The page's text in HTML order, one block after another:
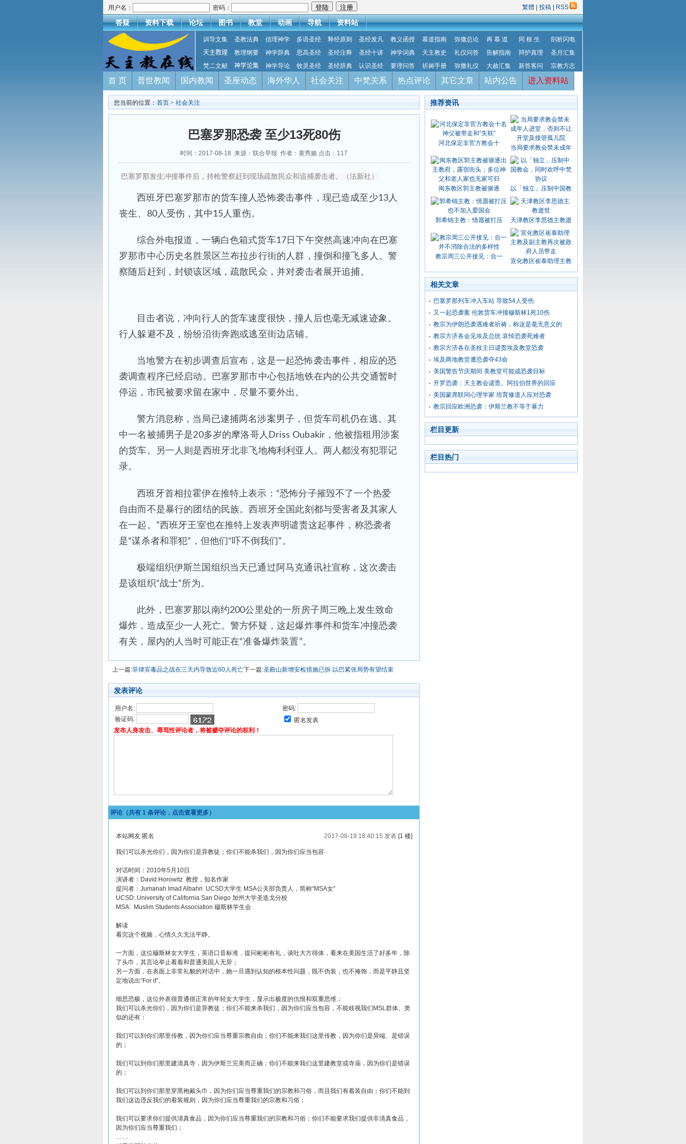
用户名： 密码： 繁體 投稿 RSS
答疑 资料下载 论坛 图书 教堂 动画 导航 资料站
训导文集 圣教法典 信理神学 多语圣经 释经原则 圣经发凡 教义函授 慕道指南 弥撒总论 再 慕 道 同 根 生
剖析闪电
天主教理
教理纲要 神学辞典 思高圣经 圣经注释 圣经十讲 神学词典 天主教史 礼仪问答 告解指南 辩护真理
圣月汇集
梵二文献
神学论集 神学导论 牧灵圣经 圣经辞典 认识圣经 要理问答 祈祷手册 弥撒礼仪 大赦汇集 新答客问 宗教方志
首 页 普世教闻 国内教闻 圣座动态 海外华人 社会关注 中梵关系 热点评论 其它文章 站内公告 进入资料站
您当前的位置： 首页 > 社会关注
巴塞罗那恐袭 至少13死80伤
时间：2017-08-18 来源：联合早报 作者：黄秀嫱 点击： 117
巴塞罗那发生冲撞事件后，持枪警察赶到现场疏散民众和追捕袭击者。（法新社）
西班牙巴塞罗那市的货车撞人恐怖袭击事件，现已造成至少13人
丧生、80人受伤，其中15人重伤。
综合外电报道，一辆白色箱式货车17日下午突然高速冲向在巴塞
罗那市中心历史名胜景区兰布拉步行街的人群，撞倒和撞飞多人。警
察随后赶到，封锁该区域，疏散民众，并对袭击者展开追捕。
目击者说，冲向行人的货车速度很快，撞人后也毫无减速迹象。
行人躲避不及，纷纷沿街奔跑或逃至街边店铺。
当地警方在初步调查后宣布，这是一起恐怖袭击事件，相应的恐
袭调查程序已经启动。巴塞罗那市中心包括地铁在内的公共交通暂时
停运，市民被要求留在家中，尽量不要外出。
警方消息称，当局已逮捕两名涉案男子，但货车司机仍在逃。其
中一名被捕男子是20多岁的摩洛哥人Driss Oubakir，他被指租用涉案
的货车。另一人则是西班牙北非飞地梅利利亚人。两人都没有犯罪记
录。
西班牙首相拉霍伊在推特上表示：“恐怖分子摧毁不了一个热爱
自由而不是暴行的团结的民族。西班牙全国此刻都与受害者及其家人
在一起。”西班牙王室也在推特上发表声明谴责这起事件，称恐袭者
是“谋杀者和罪犯”，但他们“吓不倒我们”。
极端组织伊斯兰国组织当天已通过阿马克通讯社宣称，这次袭击
是该组织“战士”所为。
此外，巴塞罗那以南约200公里处的一所房子周三晚上发生致命
爆炸，造成至少一人死亡。警方怀疑，这起爆炸事件和货车冲撞恐袭
有关，屋内的人当时可能正在“准备爆炸装置”。
上一篇:菲律宾毒品之战在三天内导致近60人死亡下一篇:圣殿山新增安检措施已拆 以巴紧张局势有望结束
发表评论
用户名:
密码:
验证码:
匿名发表
发布人身攻击、辱骂性评论者，将被褫夺评论的权利！
评论（共有 1 条评论，点击查看更多）
本站网友 匿名 2017-08-19 18:40:15 发表[1 楼]
我们可以杀光你们，因为你们是异教徒；你们不能杀我们，因为你们应当包容
对话时间：2010年5月10日
演讲者：David Horowitz 教授，知名作家
提问者：Jumanah Imad Albahri UCSD大学生 MSA公关部负责人，简称“MSA女”
UCSD: University of California San Diego 加州大学圣迭戈分校
MSA: Muslim Students Association 穆斯林学生会
解读
看完这个视频，心情久久无法平静。
一方面，这位穆斯林女大学生，英语口音标准，提问彬彬有礼，谈吐大方得体，看来在美国生活了好多年，除
了头巾，其言论举止看着和普通美国人无异；
另一方面，在表面上非常礼貌的对话中，她一旦遇到认知的根本性问题，既不伪装，也不掩饰，而是平静且坚
定地说出“For it”。
细思恐极，这位外表很普通很正常的年轻女大学生，显示出极度的仇恨和双重思维：
我们可以杀光你们，因为你们是异教徒；你们不能来杀我们，因为你们应当包容，不能歧视我们MSL群体。类
似的还有：
我们可以到你们那里传教，因为你们应当尊重宗教自由；你们不能来我们这里传教，因为你们是异端、是错误
的；
我们可以到你们那里建清真寺，因为伊斯兰完美而正确；你们不能来我们这里建教堂或寺庙，因为你们是错误
的；
我们可以到你们那里穿黑袍戴头巾，因为你们应当尊重我们的宗教和习俗，而且我们有着装自由；你们不能到
我们这边违反我们的着装规则，因为你们应当尊重我们的宗教和习俗；
我们可以要求你们提供清真食品，因为你们应当尊重我们的宗教和习俗；你们不能要求我们提供非清真食品，
因为你们应当尊重我们；
……
推荐资讯
河北保定非官方教会十
当局要求教会禁未成年
闽东教区郭主教被驱逐 以「独立」压制中国教
郭希锦主教：情愿被打压 天津教区李思德主教逝
教宗周三公开接见：合一
宣化教区崔泰助理主教
相关文章
巴塞罗那列车冲入车站 导致54人受伤
又一起恐袭案 伦敦货车冲撞穆斯林1死10伤
教宗为伊朗恐袭遇难者祈祷，称这是毫无意义的
教宗方济各会见埃及总统 哀悼恐袭死难者
教宗方济各在圣枝主日谴责埃及教堂恐袭
埃及两地教堂遭恐袭夺43命
美国警告节庆期间 美教堂可能成恐袭目标
开罗恐袭：天主教会谴责。阿拉伯世界的回应
美国蒙席联同心理学家 培育修道人应对恐袭
教宗回应欧洲恐袭：伊斯兰教不等于暴力
栏目更新
栏目热门